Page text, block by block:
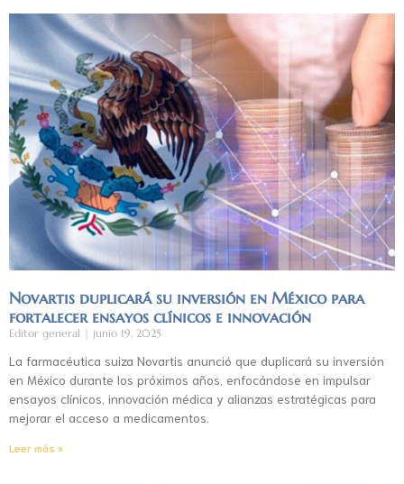
Novartis duplicará su inversión en México para
fortalecer ensayos clínicos e innovación
Editor general junio 19, 2025
La farmacéutica suiza Novartis anunció que duplicará su inversión
en México durante los próximos años, enfocándose en impulsar
ensayos clínicos, innovación médica y alianzas estratégicas para
mejorar el acceso a medicamentos.
Leer más »